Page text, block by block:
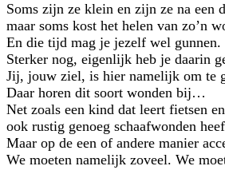
Soms zijn ze klein en zijn ze na een
maar soms kost het helen van zo’n
En die tijd mag je jezelf wel gunnen.
Sterker nog, eigenlijk heb je daarin
Jij, jouw ziel, is hier namelijk om te
Daar horen dit soort wonden bij…
Net zoals een kind dat leert fietsen
ook rustig genoeg schaafwonden
Maar op de een of andere manier
We moeten namelijk zoveel. We